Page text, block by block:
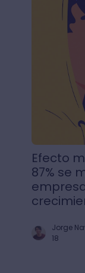
Efecto
87% se
Jorge
18